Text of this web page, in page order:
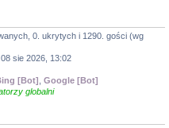
0. ukrytych i 1290. gości (wg
sie 2026, 13:02
[Bot] Google [Bot]
globalni